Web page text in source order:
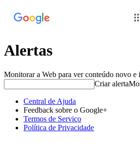
Alertas
Monitorar a Web para ver conteúdo novo e
Criar alerta
Central de Ajuda
Feedback sobre o Google+
Termos de Serviço
Política de Privacidade